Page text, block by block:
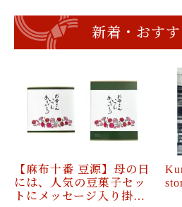
新着・おす
【麻布十番 豆源】母の日
には、人気の豆菓子セッ
トにメッセージ入り掛…